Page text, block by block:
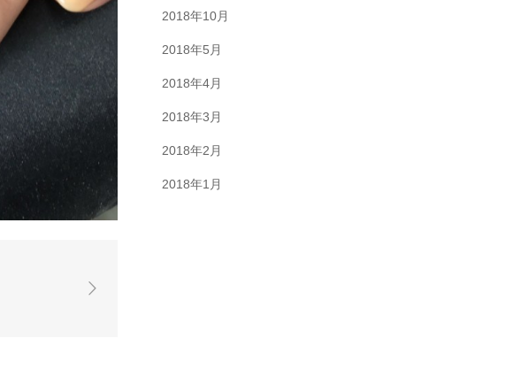
2018年10月
2018年5月
2018年4月
2018年3月
2018年2月
2018年1月